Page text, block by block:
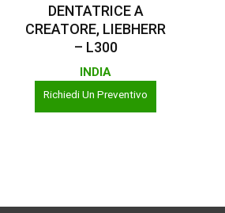
DENTATRICE A
CREATORE, LIEBHERR
– L300
INDIA
Richiedi Un Preventivo